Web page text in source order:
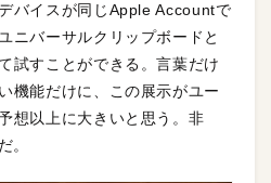
バイスが同じApple Accountで
ニバーサルクリップボードと
試すことができる。言葉だけ
機能だけに、この展示がユー
想以上に大きいと思う。非
。